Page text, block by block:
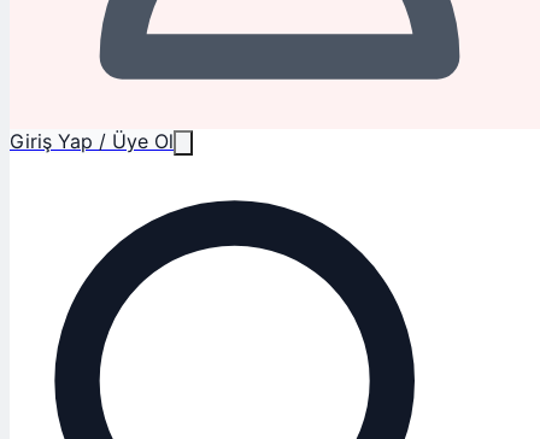
Giriş Yap / Üye Ol